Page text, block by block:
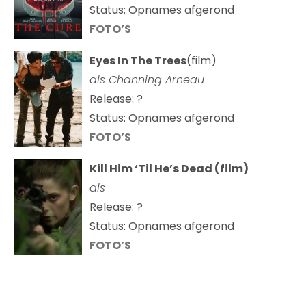
Status: Opnames afgerond
FOTO’S
Eyes In The Trees(film)
als Channing Arneau
Release: ?
Status: Opnames afgerond
FOTO’S
Kill Him ‘Til He’s Dead (film)
als –
Release: ?
Status: Opnames afgerond
FOTO’S